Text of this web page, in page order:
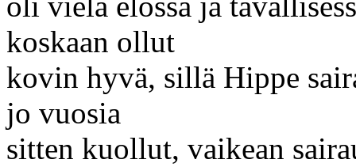
koskaan ollut
kovin hyvä, sillä Hippe
jo vuosia
sitten kuollut, vaikean